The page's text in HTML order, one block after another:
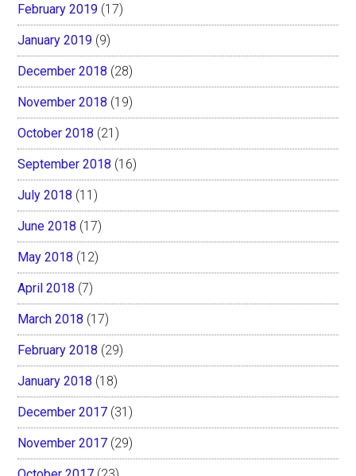
February 2019 (17)
January 2019 (9)
December 2018 (28)
November 2018 (19)
October 2018 (21)
September 2018 (16)
July 2018 (11)
June 2018 (17)
May 2018 (12)
April 2018 (7)
March 2018 (17)
February 2018 (29)
January 2018 (18)
December 2017 (31)
November 2017 (29)